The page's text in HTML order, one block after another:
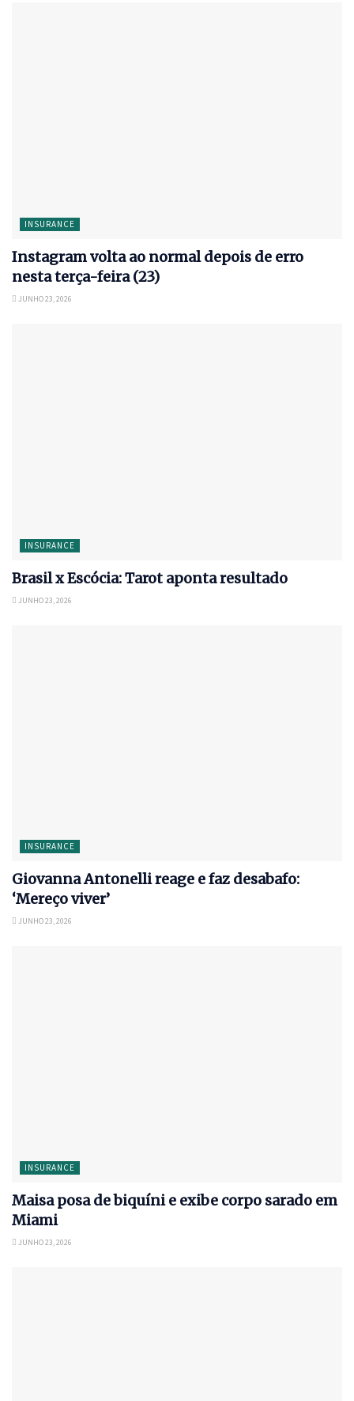
INSURANCE
Instagram volta ao normal depois de erro
nesta terça-feira (23)
JUNHO 23, 2026
INSURANCE
Brasil x Escócia: Tarot aponta resultado
JUNHO 23, 2026
INSURANCE
Giovanna Antonelli reage e faz desabafo:
‘Mereço viver’
JUNHO 23, 2026
INSURANCE
Maisa posa de biquíni e exibe corpo sarado em
Miami
JUNHO 23, 2026